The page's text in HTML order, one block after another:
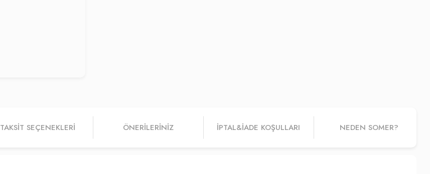
TAKSIT SEÇENEKLERI ÖNERILERINIZ İPTAL&IADE KOŞULLARI NEDEN SOMER?